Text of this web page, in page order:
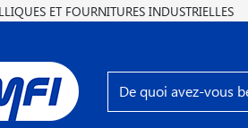
ET FOURNITURES INDUSTRIELLES